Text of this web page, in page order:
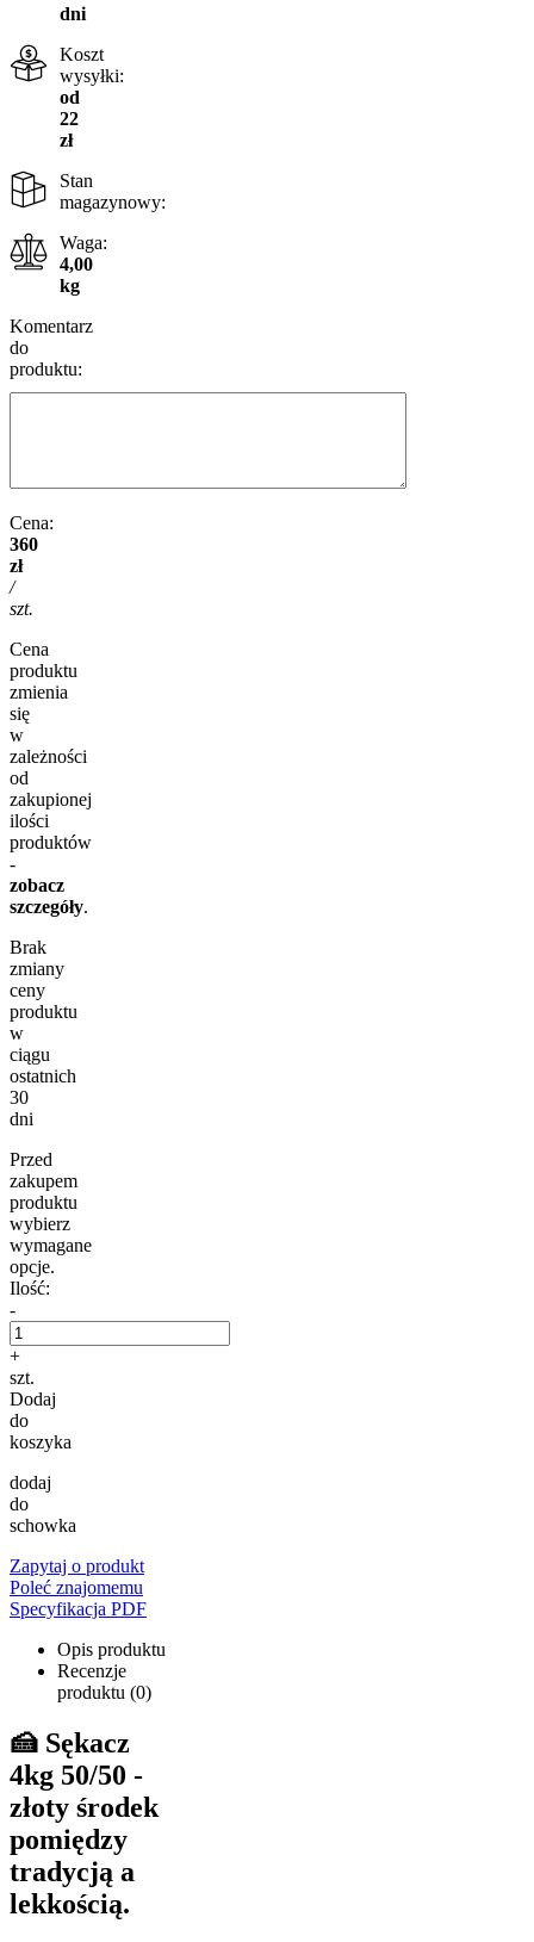
dni
Koszt
wysyłki:
od
22
zł
Stan
magazynowy:
Waga:
4,00
kg
Komentarz
do
produktu:
Cena:
360
zł
/
szt.
Cena
produktu
zmienia
się
w
zależności
od
zakupionej
ilości
produktów
-
zobacz
szczegóły.
Brak
zmiany
ceny
produktu
w
ciągu
ostatnich
30
dni
Przed
zakupem
produktu
wybierz
wymagane
opcje.
Ilość:
-
+
szt.
Dodaj
do
koszyka
dodaj
do
schowka
Zapytaj o produkt
Poleć znajomemu
Specyfikacja PDF
Opis produktu
Recenzje
produktu (0)
🍰 Sękacz
4kg 50/50 -
złoty środek
pomiędzy
tradycją a
lekkością.